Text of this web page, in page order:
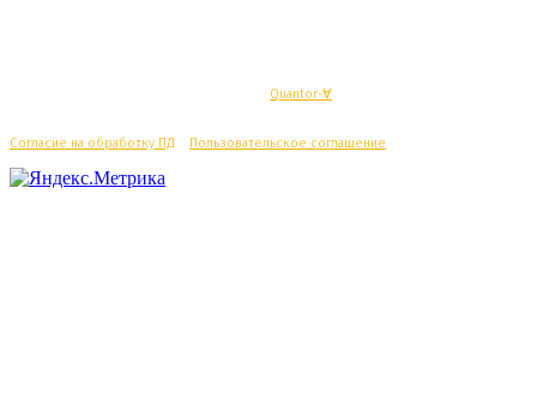
Quantor-∀
Согласие на обработку ПД Пользовательское соглашение